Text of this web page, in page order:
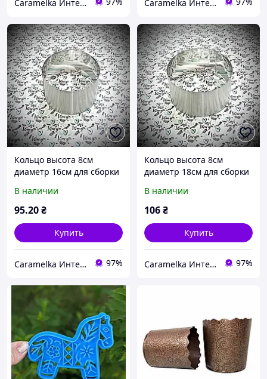
Caramelka Интернет-магазин Caramelka Интернет-магазин
Кольцо высота 8см
диаметр 16см для сборки
В наличии
95.20₴
Купить
Caramelka Интернет-магазин 97%
Кольцо высота 8см
диаметр 18см для сборки
В наличии
106₴
Купить
Caramelka Интернет-магазин 97%